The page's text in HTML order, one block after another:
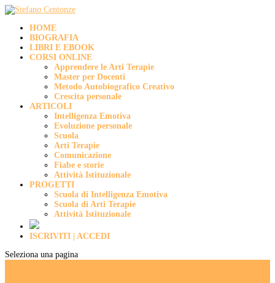
HOME
BIOGRAFIA
LIBRI E EBOOK
CORSI ONLINE
Apprendere le Arti Terapie
Master per Docenti
Metodo Autobiografico Creativo
Crescita personale
ARTICOLI
Intelligenza Emotiva
Evoluzione personale
Scuola
Arti Terapie
Comunicazione
Fiabe e storie
Attività Istituzionale
PROGETTI
Scuola di Intelligenza Emotiva
Scuola di Arti Terapie
Attività Istituzionale
ISCRIVITI | ACCEDI
Seleziona una pagina